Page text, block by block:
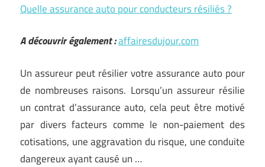
Quelle assurance auto pour conducteurs résiliés ?
A découvrir également :affairesdujour.com
Un assureur peut résilier votre assurance auto pour
de nombreuses raisons. Lorsqu’un assureur résilie
un contrat d’assurance auto, cela peut être motivé
par divers facteurs comme le non-paiement des
cotisations, une aggravation du risque, une conduite
dangereux ayant causé un …